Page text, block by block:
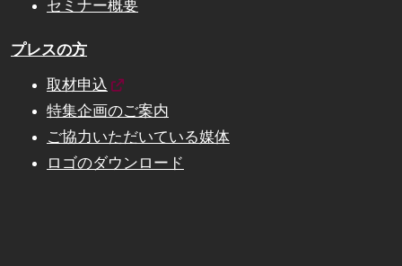
セミナー概要
プレスの方
取材申込
特集企画のご案内
ご協力いただいている媒体
ロゴのダウンロード